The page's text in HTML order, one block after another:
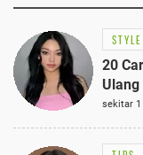
STYLE
20
sekitar 1